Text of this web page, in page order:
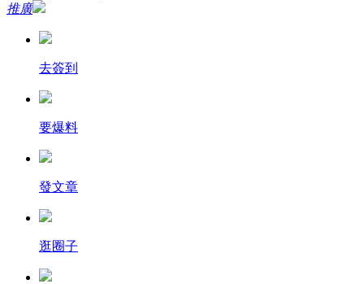
推廣
去簽到
要爆料
發文章
逛圈子